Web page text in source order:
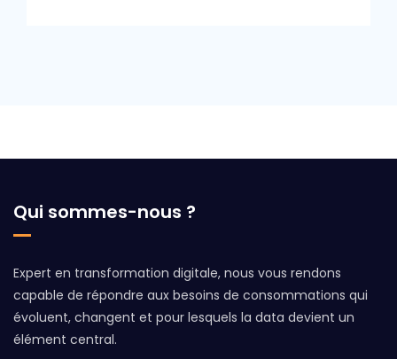
Qui sommes-nous ?
Expert en transformation digitale, nous vous rendons
capable de répondre aux besoins de consommations qui
évoluent, changent et pour lesquels la data devient un
élément central.